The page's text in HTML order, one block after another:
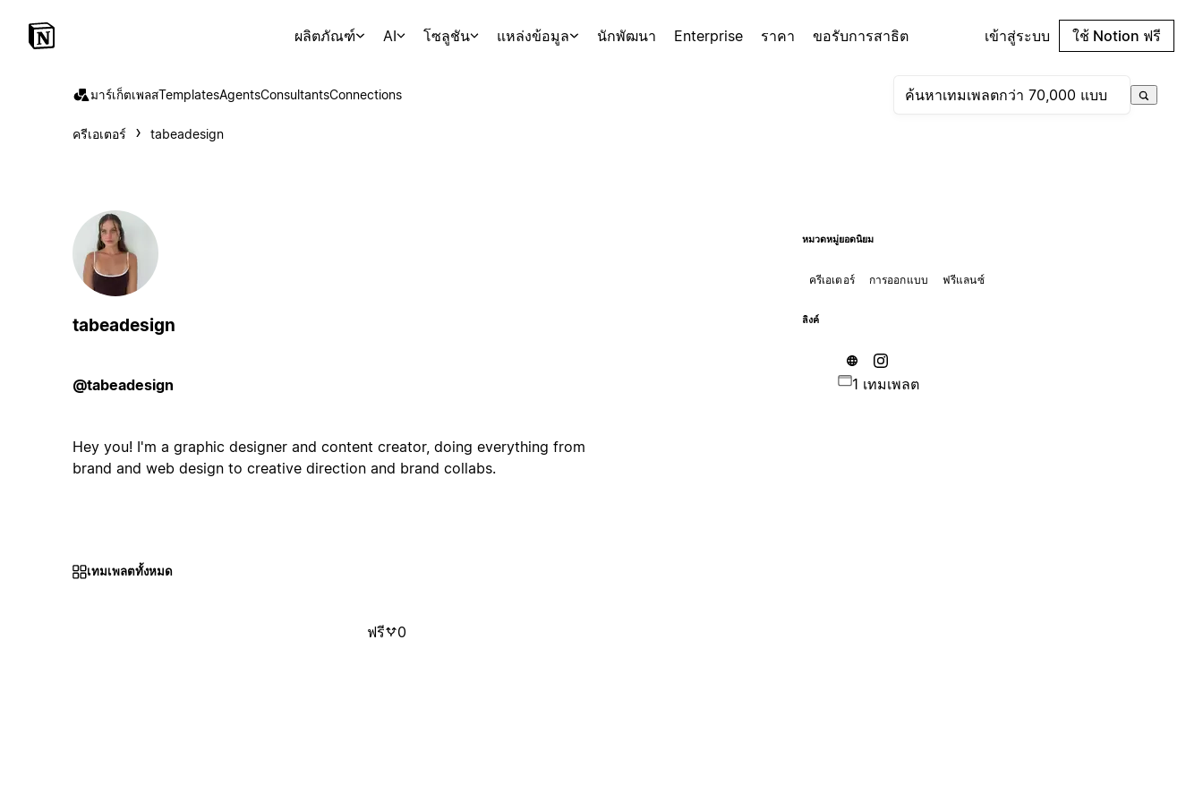
ผลิตภัณฑ์ AI โซลูชัน แหล่งข้อมูล นักพัฒนา Enterprise ราคา ขอรับการสาธิต เข้าสู่ระบบ ใช้ Notion ฟรี
มาร์เก็ตเพลสTemplatesAgentsConsultantsConnections
ครีเอเตอร์ tabeadesign
tabeadesign
@tabeadesign
Hey you! I'm a graphic designer and content creator, doing everything from
brand and web design to creative direction and brand collabs.
หมวดหมู่ยอดนิยม
ครีเอเตอร์ การออกแบบ ฟรีแลนซ์
ลิงค์
1 เทมเพลต
เทมเพลตทั้งหมด
ฟรี 0